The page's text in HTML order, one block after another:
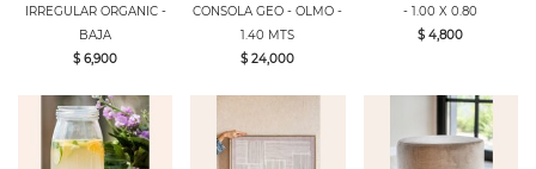
IRREGULAR ORGANIC -
BAJA
$ 6,900
CONSOLA GEO - OLMO -
1.40 MTS
$ 24,000
- 1.00 X 0.80
$ 4,800